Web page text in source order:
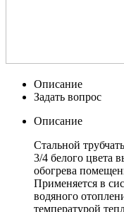
Описание
Задать вопрос
Описание
Стальной
3/4 белого цвета
обогрева
Применяется в
водяного
температурой